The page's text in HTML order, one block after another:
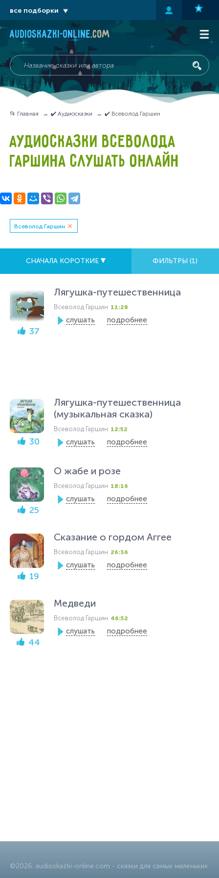
audioskazki-online.com
📂 Главная ✔️ Аудиосказки ✔️ Всеволод Гаршин
АУДИОСКАЗКИ ВСЕВОЛОДА
ГАРШИНА СЛУШАТЬ ОНЛАЙН
Всеволод Гаршин
СНАЧАЛА КОРОТКИЕ ФИЛЬТРЫ (1)
37
Лягушка-путешественница
Всеволод Гаршин 11:28
слушать подробнее
30
Лягушка-путешественница
(музыкальная сказка)
Всеволод Гаршин 12:52
слушать подробнее
25
О жабе и розе
Всеволод Гаршин 18:16
слушать подробнее
19
Сказание о гордом Аггее
Всеволод Гаршин 26:36
слушать подробнее
44
Медведи
Всеволод Гаршин 46:52
слушать подробнее
©2026. audioskazki-online.com - сказки для самых маленьких
все подборки